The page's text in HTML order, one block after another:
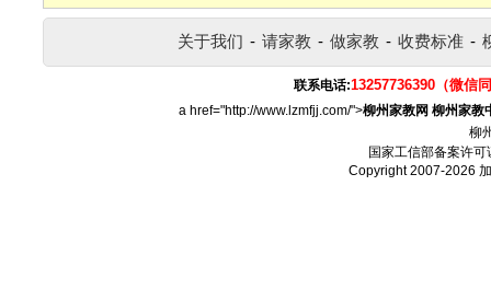
关于我们 - 请家教 - 做家教 - 收费标准 -
联系电话:13257736390（微信
a href="http://www.lzmfjj.com/">柳州家教网 柳州家教
柳
国家工信部备案许可
Copyright 2007-2026